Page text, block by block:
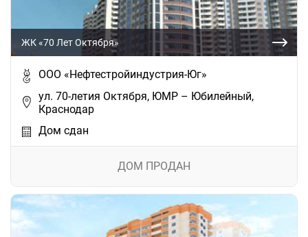
ЖК «70 Лет Октября»
ООО «Нефтестройиндустрия-Юг»
ул. 70-летия Октября, ЮМР – Юбилейный,
Краснодар
Дом сдан
ДОМ ПРОДАН